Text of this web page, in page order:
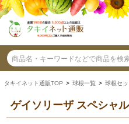
タキイネット通販TOP > 球根一覧 > 球根セ
ゲイソリーザ スペシャ